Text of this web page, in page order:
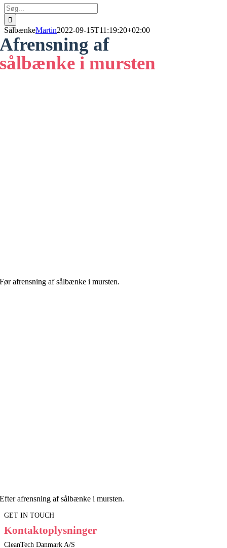
Søg
efter:
SålbænkeMartin2022-09-15T11:19:20+02:00
Afrensning af
sålbænke i mursten
Før afrensning af sålbænke i mursten.
Efter afrensning af sålbænke i mursten.
GET IN TOUCH
Kontaktoplysninger
CleanTech Danmark A/S